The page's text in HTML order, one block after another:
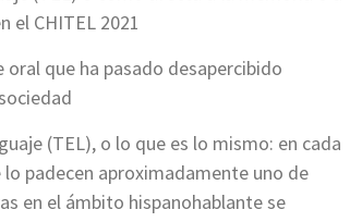
el CHITEL 2021
que ha pasado desapercibido
(TEL), o lo que es lo mismo: en cada
padecen aproximadamente uno de
en el ámbito hispanohablante se